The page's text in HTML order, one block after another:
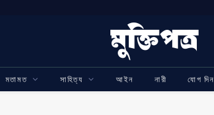
মতামত সাহিত্য আইন নারী যোগ দিন